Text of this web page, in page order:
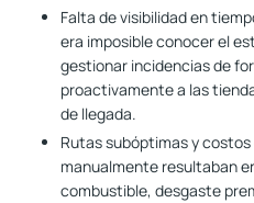
Falta de visibilidad en
era imposible conocer el
gestionar incidencias de
proactivamente a las
de llegada.
Rutas subóptimas y costos
manualmente resultaban
combustible, desgaste